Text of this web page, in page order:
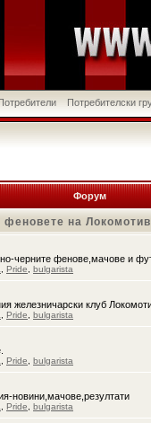
Потребителски
Форум
феновете на
черните фенове,мачове и
Pride bulgarista
железничарски клуб
Pride bulgarista
Pride bulgarista
новини,мачове,резултати
Pride bulgarista